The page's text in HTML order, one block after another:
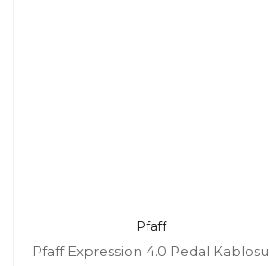
Pfaff
Pfaff Expression 4.0 Pedal Kablosu